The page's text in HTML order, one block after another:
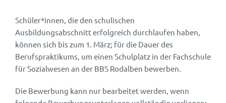
Schüler*innen, die den schulischen
Ausbildungsabschnitt erfolgreich durchlaufen haben,
können sich bis zum 1. März; für die Dauer des
Berufspraktikums, um einen Schulplatz in der Fachschule
für Sozialwesen an der BBS Rodalben bewerben.
Die Bewerbung kann nur bearbeitet werden, wenn